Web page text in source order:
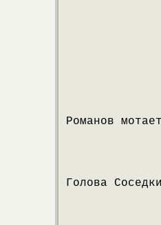
Романов
Голова